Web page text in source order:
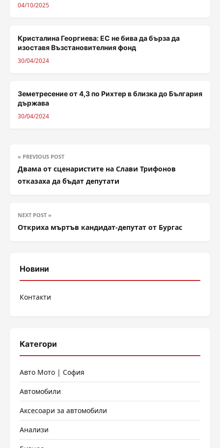
04/10/2025
Кристалина Георгиева: ЕС не бива да бърза да
изоставя Възстановителния фонд
30/04/2024
Земетресение от 4,3 по Рихтер в близка до България
държава
30/04/2024
« PREVIOUS POST
Двама от сценаристите на Слави Трифонов
отказаха да бъдат депутати
NEXT POST »
Откриха мъртъв кандидат-депутат от Бургас
Новини
Контакти
Категори
Авто Мото | София
Автомобили
Аксесоари за автомобили
Анализи